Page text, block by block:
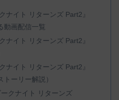
ナイト リターンズ Part2』
動画配信一覧
ナイト リターンズ Part2』
ナイト リターンズ Part2』
ーリー解説）
クナイト リターンズ